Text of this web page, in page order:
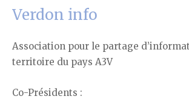
Verdon info
Association pour le partage
territoire du pays A3V
Co-Présidents :